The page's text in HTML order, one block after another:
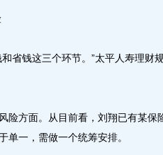
钱这三个环节。”太平人寿理财
方面。从目前看，刘翔已有某保
单一，需做一个统筹安排。